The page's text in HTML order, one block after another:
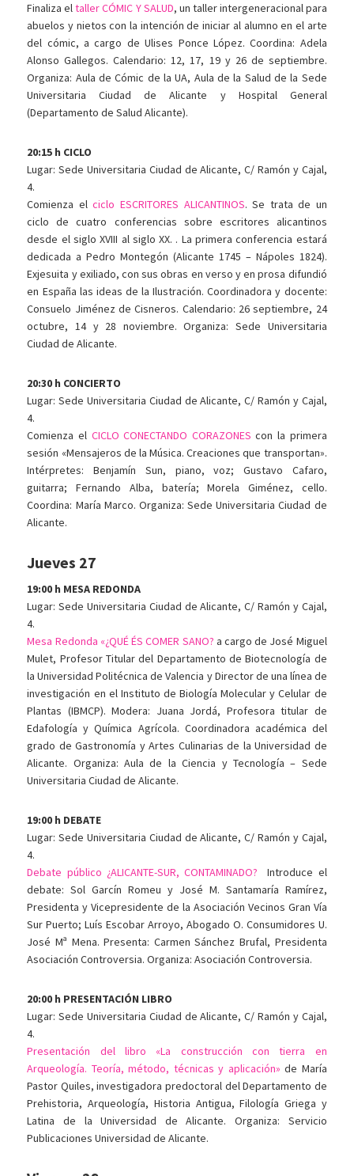
Finaliza eltaller CÓMIC Y SALUD, un taller intergeneracional para
abuelos y nietos con la intención de iniciar al alumno en el arte
del cómic, a cargo de Ulises Ponce López. Coordina: Adela
Alonso Gallegos. Calendario: 12, 17, 19 y 26 de septiembre.
Organiza: Aula de Cómic de la UA, Aula de la Salud de la Sede
Universitaria Ciudad de Alicante y Hospital General
(Departamento de Salud Alicante).
20:15 h CICLO
Lugar: Sede Universitaria Ciudad de Alicante, C/ Ramón y Cajal,
4.
Comienza elciclo ESCRITORES ALICANTINOS. Se trata de un
ciclo de cuatro conferencias sobre escritores alicantinos
desde el siglo XVIII al siglo XX. . La primera conferencia estará
dedicada a Pedro Montegón (Alicante 1745 – Nápoles 1824).
Exjesuita y exiliado, con sus obras en verso y en prosa difundió
en España las ideas de la Ilustración. Coordinadora y docente:
Consuelo Jiménez de Cisneros. Calendario: 26 septiembre, 24
octubre, 14 y 28 noviembre. Organiza: Sede Universitaria
Ciudad de Alicante.
20:30 h CONCIERTO
Lugar: Sede Universitaria Ciudad de Alicante, C/ Ramón y Cajal,
4.
Comienza el CICLO CONECTANDO CORAZONES con la primera
sesión «Mensajeros de la Música. Creaciones que transportan».
Intérpretes: Benjamín Sun, piano, voz; Gustavo Cafaro,
guitarra; Fernando Alba, batería; Morela Giménez, cello.
Coordina: María Marco. Organiza: Sede Universitaria Ciudad de
Alicante.
Jueves 27
19:00 h MESA REDONDA
Lugar: Sede Universitaria Ciudad de Alicante, C/ Ramón y Cajal,
4.
Mesa Redonda «¿QUÉ ÉS COMER SANO? a cargo de José Miguel
Mulet, Profesor Titular del Departamento de Biotecnología de
la Universidad Politécnica de Valencia y Director de una línea de
investigación en el Instituto de Biología Molecular y Celular de
Plantas (IBMCP). Modera: Juana Jordá, Profesora titular de
Edafología y Química Agrícola. Coordinadora académica del
grado de Gastronomía y Artes Culinarias de la Universidad de
Alicante. Organiza: Aula de la Ciencia y Tecnología – Sede
Universitaria Ciudad de Alicante.
19:00 h DEBATE
Lugar: Sede Universitaria Ciudad de Alicante, C/ Ramón y Cajal,
4.
Debate público ¿ALICANTE-SUR, CONTAMINADO? Introduce el
debate: Sol Garcín Romeu y José M. Santamaría Ramírez,
Presidenta y Vicepresidente de la Asociación Vecinos Gran Vía
Sur Puerto; Luís Escobar Arroyo, Abogado O. Consumidores U.
José Mª Mena. Presenta: Carmen Sánchez Brufal, Presidenta
Asociación Controversia. Organiza: Asociación Controversia.
20:00 h PRESENTACIÓN LIBRO
Lugar: Sede Universitaria Ciudad de Alicante, C/ Ramón y Cajal,
4.
Presentación del libro «La construcción con tierra en
Arqueología. Teoría, método, técnicas y aplicación» de María
Pastor Quiles, investigadora predoctoral del Departamento de
Prehistoria, Arqueología, Historia Antigua, Filología Griega y
Latina de la Universidad de Alicante. Organiza: Servicio
Publicaciones Universidad de Alicante.